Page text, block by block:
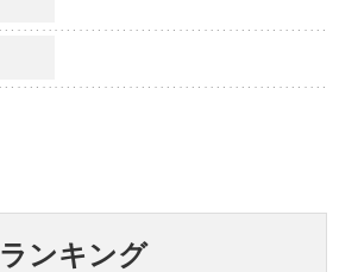
ランキング